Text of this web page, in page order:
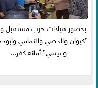
بحضور قيادات حزب مستقبل
”كيوان والحصي والتمامي
وعيسي” أمانه كفر...